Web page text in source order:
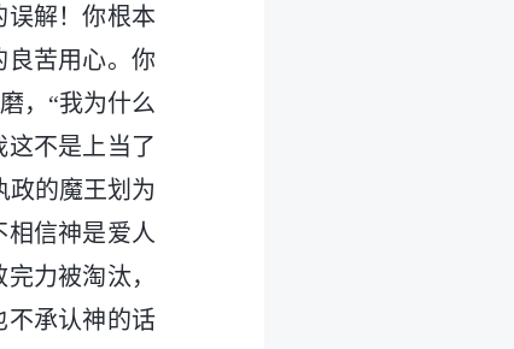
误解！你根本
良苦用心。你
，“我为什么
不是上当了
政的魔王划为
信神是爱人
力被淘汰，
不承认神的话